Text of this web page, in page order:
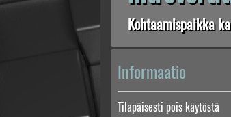
Kohtaamispaikka
Informaatio
Tilapäisesti pois käytöstä